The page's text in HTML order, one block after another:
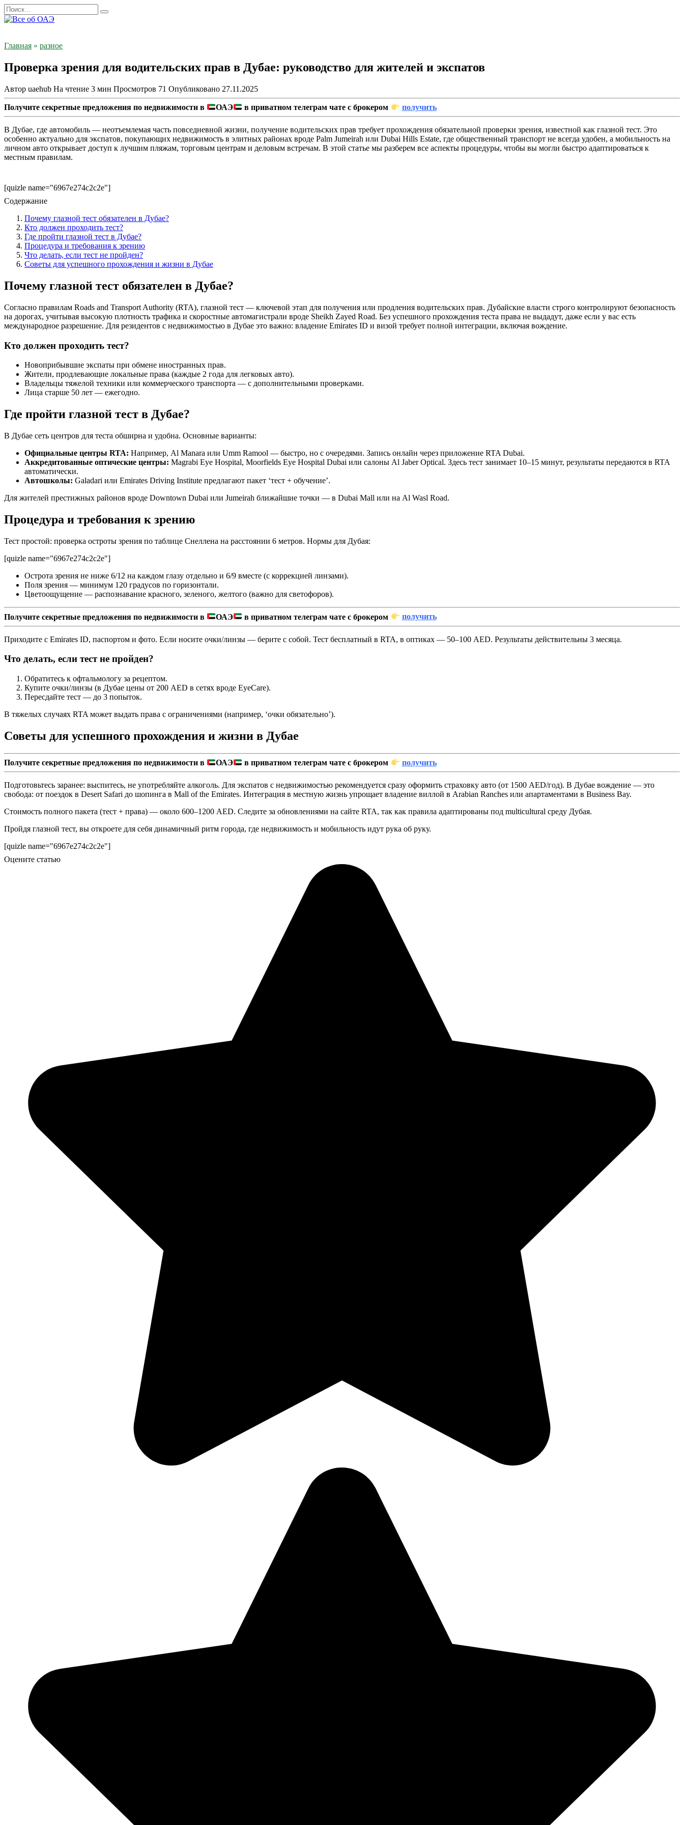
Перейти
к
Search
for:
Главная » разное
Проверка зрения для водительских прав в Дубае: руководство для жителей и экспатов
Автор uaehub На чтение 3 мин Просмотров 71 Опубликовано 27.11.2025
Получите секретные предложения по недвижимости в ОАЭ в приватном телеграм чате с брокером получить
В Дубае, где автомобиль — неотъемлемая часть повседневной жизни, получение водительских прав требует прохождения обязательной проверки зрения, известной как глазной тест. Это
особенно актуально для экспатов, покупающих недвижимость в элитных районах вроде Palm Jumeirah или Dubai Hills Estate, где общественный транспорт не всегда удобен, а мобильность на
личном авто открывает доступ к лучшим пляжам, торговым центрам и деловым встречам. В этой статье мы разберем все аспекты процедуры, чтобы вы могли быстро адаптироваться к
местным правилам.
[quizle name="6967e274c2c2e"]
Содержание
Почему глазной тест обязателен в Дубае?
Кто должен проходить тест?
Где пройти глазной тест в Дубае?
Процедура и требования к зрению
Что делать, если тест не пройден?
Советы для успешного прохождения и жизни в Дубае
Почему глазной тест обязателен в Дубае?
Согласно правилам Roads and Transport Authority (RTA), глазной тест — ключевой этап для получения или продления водительских прав. Дубайские власти строго контролируют безопасность
на дорогах, учитывая высокую плотность трафика и скоростные автомагистрали вроде Sheikh Zayed Road. Без успешного прохождения теста права не выдадут, даже если у вас есть
международное разрешение. Для резидентов с недвижимостью в Дубае это важно: владение Emirates ID и визой требует полной интеграции, включая вождение.
Кто должен проходить тест?
Новоприбывшие экспаты при обмене иностранных прав.
Жители, продлевающие локальные права (каждые 2 года для легковых авто).
Владельцы тяжелой техники или коммерческого транспорта — с дополнительными проверками.
Лица старше 50 лет — ежегодно.
Где пройти глазной тест в Дубае?
В Дубае сеть центров для теста обширна и удобна. Основные варианты:
Официальные центры RTA: Например, Al Manara или Umm Ramool — быстро, но с очередями. Запись онлайн через приложение RTA Dubai.
Аккредитованные оптические центры: Magrabi Eye Hospital, Moorfields Eye Hospital Dubai или салоны Al Jaber Optical. Здесь тест занимает 10–15 минут, результаты передаются в RTA
автоматически.
Автошколы: Galadari или Emirates Driving Institute предлагают пакет ‘тест + обучение’.
Для жителей престижных районов вроде Downtown Dubai или Jumeirah ближайшие точки — в Dubai Mall или на Al Wasl Road.
Процедура и требования к зрению
Тест простой: проверка остроты зрения по таблице Снеллена на расстоянии 6 метров. Нормы для Дубая:
[quizle name="6967e274c2c2e"]
Острота зрения не ниже 6/12 на каждом глазу отдельно и 6/9 вместе (с коррекцией линзами).
Поля зрения — минимум 120 градусов по горизонтали.
Цветоощущение — распознавание красного, зеленого, желтого (важно для светофоров).
Получите секретные предложения по недвижимости в ОАЭ в приватном телеграм чате с брокером получить
Приходите с Emirates ID, паспортом и фото. Если носите очки/линзы — берите с собой. Тест бесплатный в RTA, в оптиках — 50–100 AED. Результаты действительны 3 месяца.
Что делать, если тест не пройден?
Обратитесь к офтальмологу за рецептом.
Купите очки/линзы (в Дубае цены от 200 AED в сетях вроде EyeCare).
Пересдайте тест — до 3 попыток.
В тяжелых случаях RTA может выдать права с ограничениями (например, ‘очки обязательно’).
Советы для успешного прохождения и жизни в Дубае
Получите секретные предложения по недвижимости в ОАЭ в приватном телеграм чате с брокером получить
Подготовьтесь заранее: выспитесь, не употребляйте алкоголь. Для экспатов с недвижимостью рекомендуется сразу оформить страховку авто (от 1500 AED/год). В Дубае вождение — это
свобода: от поездок в Desert Safari до шопинга в Mall of the Emirates. Интеграция в местную жизнь упрощает владение виллой в Arabian Ranches или апартаментами в Business Bay.
Стоимость полного пакета (тест + права) — около 600–1200 AED. Следите за обновлениями на сайте RTA, так как правила адаптированы под multicultural среду Дубая.
Пройдя глазной тест, вы откроете для себя динамичный ритм города, где недвижимость и мобильность идут рука об руку.
[quizle name="6967e274c2c2e"]
Оцените статью